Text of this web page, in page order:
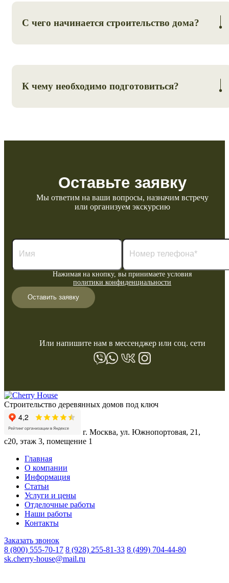
С чего начинается строительство дома?
который подойдет под ваш участок.
К чему необходимо подготовиться?
получить разрешение на строительство дома.
Оставьте заявку
Мы ответим на ваши вопросы, назначим встречу
или организуем экскурсию
Нажимая на кнопку, вы принимаете условия
политики конфиденциальности
Оставить заявку
Или напишите нам в мессенджер или соц. сети
Строительство деревянных домов под ключ
г. Москва, ул. Южнопортовая, 21,
с20, этаж 3, помещение 1
Главная
О компании
Информация
Статьи
Услуги и цены
Отделочные работы
Наши работы
Контакты
Заказать звонок
8 (800) 555-70-17 8 (928) 255-81-33 8 (499) 704-44-80
sk.cherry-house@mail.ru